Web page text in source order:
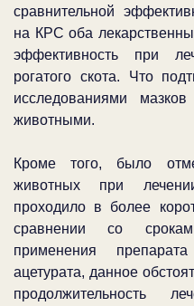
сравнительной
на КРС оба
эффективность при
рогатого скота. Что
исследованиями
животными.
Кроме того, было
животных при
проходило в более
сравнении со
применения
ацетурата, данное
продолжительность